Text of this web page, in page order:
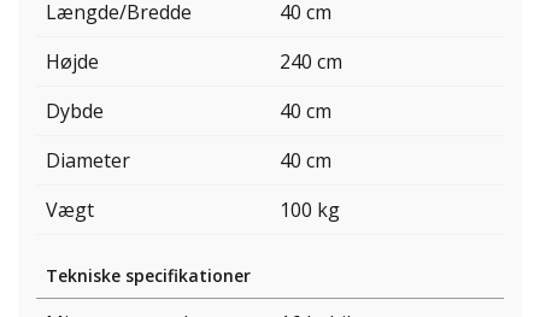
Længde/Bredde
40 cm
Højde
240 cm
Dybde
40 cm
Diameter
40 cm
Vægt
100 kg
Tekniske specifikationer